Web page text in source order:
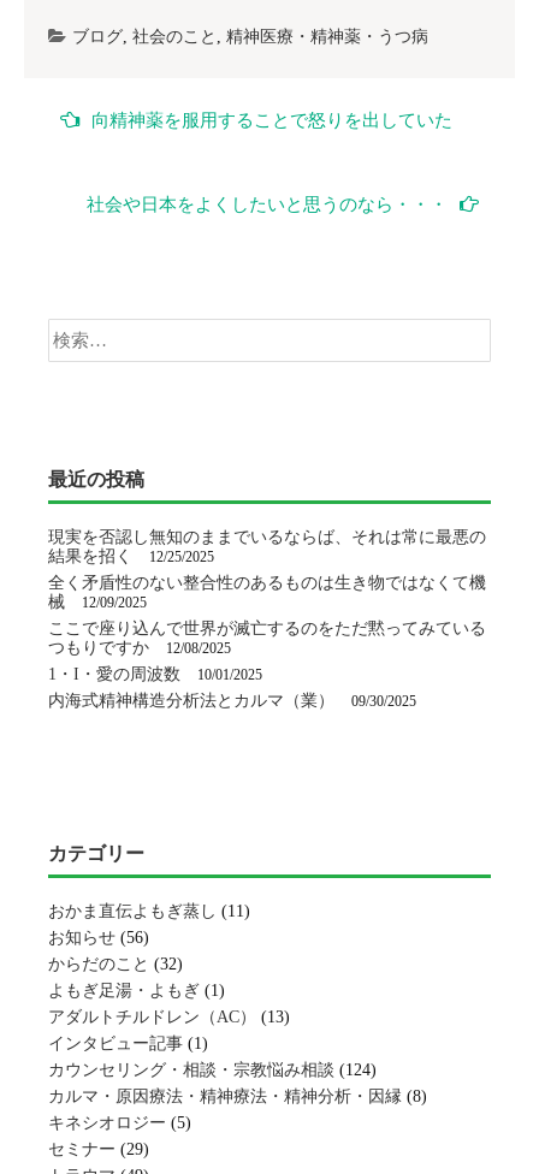
ブログ, 社会のこと , 精神医療・精神薬・うつ病
向精神薬を服用することで怒りを出していた
社会や日本をよくしたいと思うのなら・・・
索:
最近の投稿
現実を否認し無知のままでいるならば、それは常に最悪の
結果を招く
12/25/2025
全く矛盾性のない整合性のあるものは生き物ではなくて機
械
12/09/2025
ここで座り込んで世界が滅亡するのをただ黙ってみている
つもりですか
12/08/2025
1・I・愛の周波数 10/01/2025
内海式精神構造分析法とカルマ（業） 09/30/2025
カテゴリー
おかま直伝よもぎ蒸し (11)
お知らせ (56)
からだのこと (32)
よもぎ足湯・よもぎ (1)
アダルトチルドレン（AC）
(13)
インタビュー記事 (1)
カウンセリング・相談・宗教悩み相談 (124)
カルマ・原因療法・精神療法・精神分析・因縁 (8)
キネシオロジー (5)
セミナー (29)